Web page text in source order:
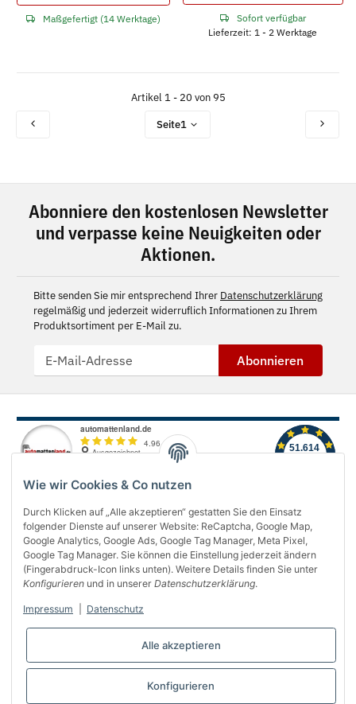
Wie wir Cookies & Co nutzen
Durch Klicken auf „Alle akzeptieren“ gestatten Sie den Einsatz
folgender Dienste auf unserer Website: ReCaptcha, Google Map,
Google Analytics, Google Ads, Google Tag Manager, Meta Pixel,
Google Tag Manager. Sie können die Einstellung jederzeit ändern
(Fingerabdruck-Icon links unten). Weitere Details finden Sie unter
Konfigurieren und in unserer Datenschutzerklärung.
Impressum Datenschutz
Alle akzeptieren
Konfigurieren
Maßgefertigt (14 Werktage)
Sofort verfügbar
Lieferzeit: 1 - 2 Werktage
Artikel 1 - 20 von 95
Seite1
Abonniere den kostenlosen Newsletter
und verpasse keine Neuigkeiten oder
Aktionen.
Bitte senden Sie mir entsprechend Ihrer Datenschutzerklärung
regelmäßig und jederzeit widerruflich Informationen zu Ihrem
Produktsortiment per E-Mail zu.
Abonnieren
Über uns
Informationen
Gesetzliches